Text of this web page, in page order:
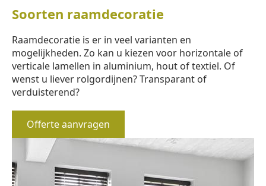
Soorten raamdecoratie
Raamdecoratie is er in veel varianten en
mogelijkheden. Zo kan u kiezen voor horizontale of
verticale lamellen in aluminium, hout of textiel. Of
wenst u liever rolgordijnen? Transparant of
verduisterend?
Offerte aanvragen